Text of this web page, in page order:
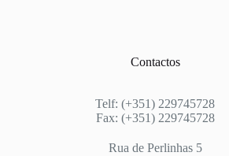
Contactos
Telf: (+351) 229745728
Fax: (+351) 229745728
Rua de Perlinhas 5